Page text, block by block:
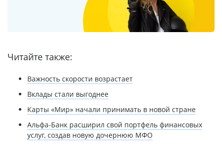
Читайте также:
Важность скорости возрастает
Вклады стали выгоднее
Карты «Мир» начали принимать в новой стране
Альфа-Банк расширил свой портфель финансовых
услуг, создав новую дочернюю МФО